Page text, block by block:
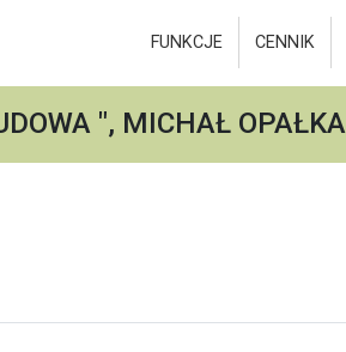
FUNKCJE CENNIK
", MICHAŁ OPAŁKA